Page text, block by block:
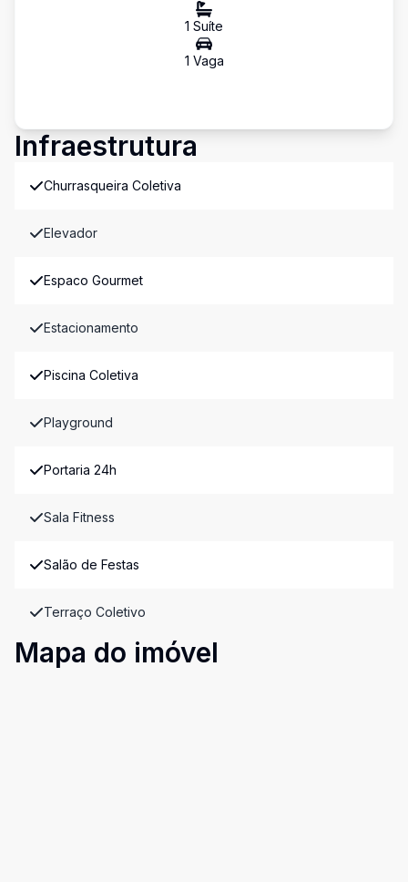
1 Suíte
1 Vaga
Infraestrutura
Churrasqueira Coletiva
Elevador
Espaco Gourmet
Estacionamento
Piscina Coletiva
Playground
Portaria 24h
Sala Fitness
Salão de Festas
Terraço Coletivo
Mapa do imóvel